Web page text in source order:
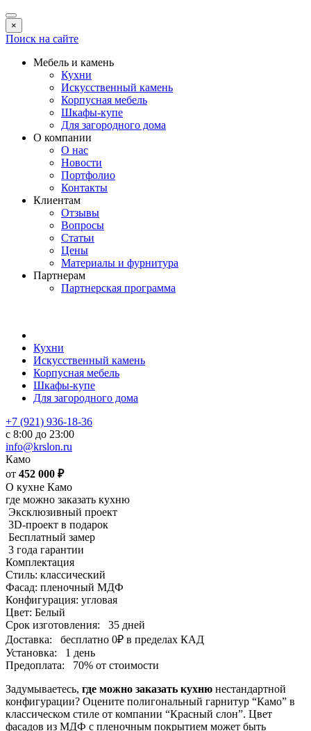
×
Поиск на сайте
Мебель и камень
Кухни
Искусственный камень
Корпусная мебель
Шкафы-купе
Для загородного дома
О компании
О нас
Новости
Портфолио
Контакты
Клиентам
Отзывы
Вопросы
Статьи
Цены
Материалы и фурнитура
Партнерам
Партнерская программа
Кухни
Искусственный камень
Корпусная мебель
Шкафы-купе
Для загородного дома
+7 (921) 936-18-36
с 8:00 до 23:00
info@krslon.ru
Камо
от 452 000 ₽
О кухне Камо
где можно заказать кухню
Эксклюзивный проект
3D-проект в подарок
Бесплатный замер
3 года гарантии
Комплектация
Стиль: классический
Фасад: пленочный МДФ
Конфигурация: угловая
Цвет: Белый
Срок изготовления:
35 дней
Доставка:
бесплатно 0₽ в пределах КАД
Установка:
1 день
Предоплата:
70% от стоимости
Задумываетесь, где можно заказать кухню нестандартной
конфигурации? Оцените полигональный гарнитур “Камо” в
классическом стиле от компании “Красный слон”. Цвет
фасадов из МДФ с пленочным покрытием может быть